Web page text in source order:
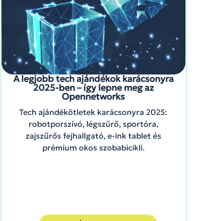
A legjobb tech ajándékok karácsonyra
2025-ben – így lepne meg az
Opennetworks
Tech ajándékötletek karácsonyra 2025:
robotporszívó, légszűrő, sportóra,
zajszűrős fejhallgató, e-ink tablet és
prémium okos szobabicikli.